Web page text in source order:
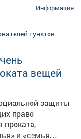
горячие пирожки.
Информация
вещей
защиты
право
проката,
и «семья